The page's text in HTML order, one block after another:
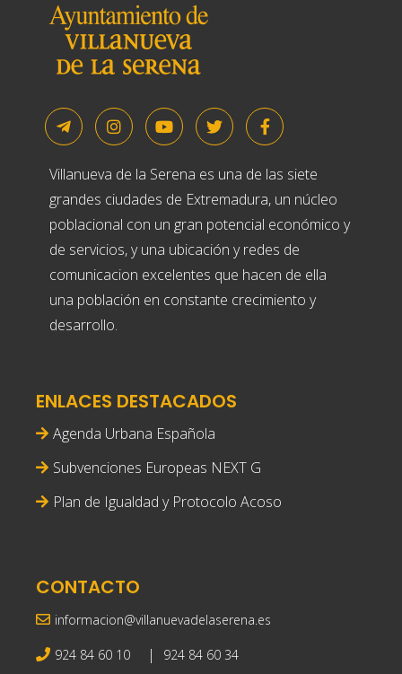
Villanueva de la Serena es una de las siete
grandes ciudades de Extremadura, un núcleo
poblacional con un gran potencial económico y
de servicios, y una ubicación y redes de
comunicacion excelentes que hacen de ella
una población en constante crecimiento y
desarrollo.
ENLACES DESTACADOS
Agenda Urbana Española
Subvenciones Europeas NEXT G
Plan de Igualdad y Protocolo Acoso
CONTACTO
informacion@villanuevadelaserena.es
924 84 60 10 | 924 84 60 34